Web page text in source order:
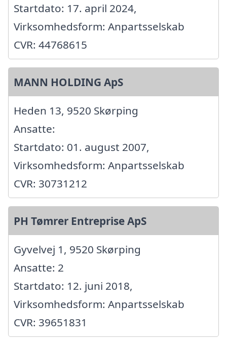
Startdato: 17. april 2024,
Virksomhedsform: Anpartsselskab
CVR: 44768615
MANN HOLDING ApS
Heden 13, 9520 Skørping
Ansatte:
Startdato: 01. august 2007,
Virksomhedsform: Anpartsselskab
CVR: 30731212
PH Tømrer Entreprise ApS
Gyvelvej 1, 9520 Skørping
Ansatte: 2
Startdato: 12. juni 2018,
Virksomhedsform: Anpartsselskab
CVR: 39651831